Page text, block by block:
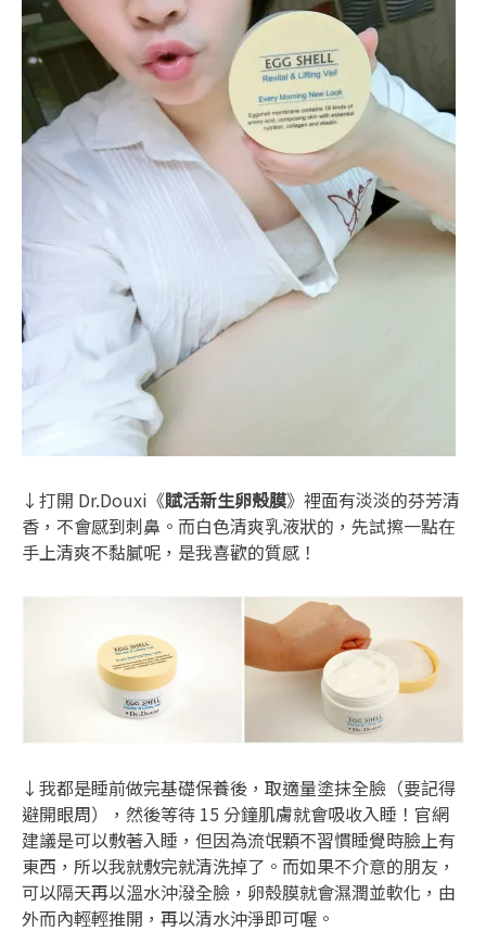
↓打開 Dr.Douxi《賦活新生卵殼膜》裡面有淡淡的芬芳清
香，不會感到刺鼻。而白色清爽乳液狀的，先試擦一點在
手上清爽不黏膩呢，是我喜歡的質感！
↓我都是睡前做完基礎保養後，取適量塗抹全臉（要記得
避開眼周），然後等待 15 分鐘肌膚就會吸收入睡！官網
建議是可以敷著入睡，但因為流氓顆不習慣睡覺時臉上有
東西，所以我就敷完就清洗掉了。而如果不介意的朋友，
可以隔天再以溫水沖潑全臉，卵殼膜就會濕潤並軟化，由
外而內輕輕推開，再以清水沖淨即可喔。